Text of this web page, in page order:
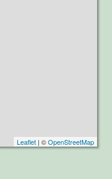
Leaflet | ©OpenStreetMap